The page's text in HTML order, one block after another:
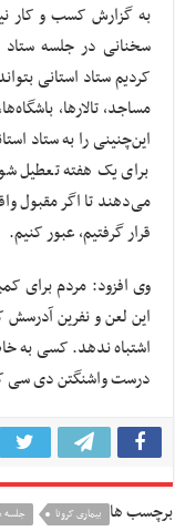
به گزارش کسب و کار
سخنانی در جلسه ستاد
کردیم ستاد استانی
مساجد، تالارها،
این‌چنینی را به ستاد
برای یک هفته تعطیل
می‌دهند تا اگر مقبول
قرار گرفتیم، عبور کنیم.
وی افزود: مردم برای
این لعن و نفرین
اشتباه ندهد. کسی به
درست واشنگتن دی سی
برچسب ها بیماری کرونا جلسه